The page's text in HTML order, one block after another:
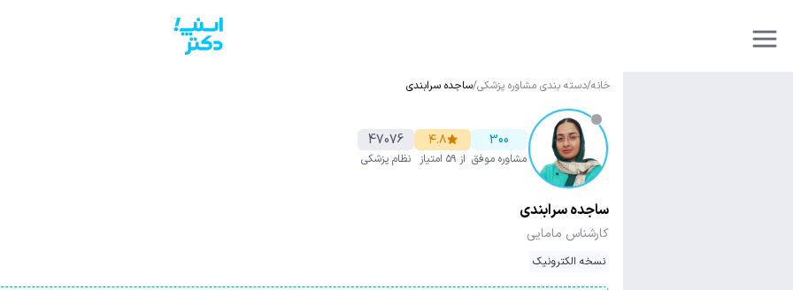
خانه/دسته بندی مشاوره پزشکی/ساجده سرابندی
300
مشاوره موفق
۴.۸
از ۵۹ امتیاز
47076
نظام پزشکی
ساجده سرابندی
کارشناس مامایی
نسخه الکترونیک